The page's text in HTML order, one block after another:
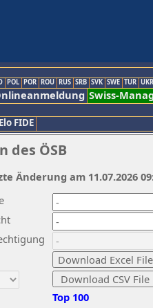
POL POR ROU RUS SRB SVK SWE TUR UKR
Swiss-
Elo FIDE
des ÖSB
Top 100
Änderung am 11.07.2026